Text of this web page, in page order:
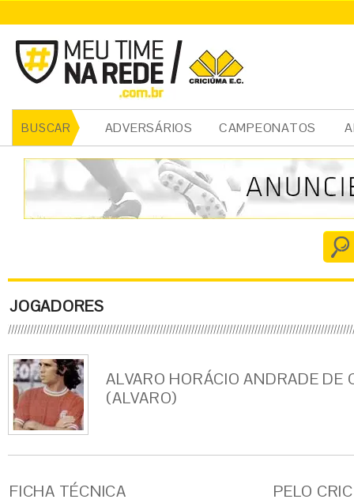
BUSCAR ADVERSÁRIOS CAMPEONATOS
JOGADORES
ALVARO HORÁCIO ANDRADE DE
(ALVARO)
FICHA TÉCNICA PELO